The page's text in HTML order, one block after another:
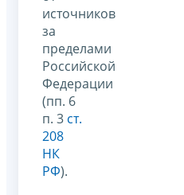
источников
за
пределами
Российской
Федерации
(пп. 6
п. 3 ст.
208
НК
РФ).